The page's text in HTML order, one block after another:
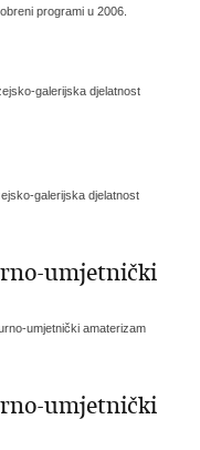
programi u 2006.
galerijska djelatnost
galerijska djelatnost
umjetnički
umjetnički amaterizam
umjetnički